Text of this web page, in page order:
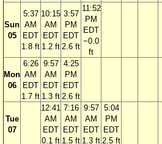
Sun
05
5:37
AM
EDT
1.8 ft
10:15
AM
EDT
1.2 ft
3:57
PM
EDT
2.6 ft
11:52
PM
EDT
−0.0
ft
Mon
06
6:26
AM
EDT
1.7 ft
9:57
AM
EDT
1.3 ft
4:25
PM
EDT
2.6 ft
Tue
07
12:41
AM
EDT
0.1 ft
7:16
AM
EDT
1.5 ft
9:57
AM
EDT
1.3 ft
5:04
PM
EDT
2.5 ft